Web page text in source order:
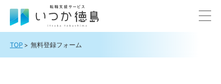
TOP 無料登録フォーム